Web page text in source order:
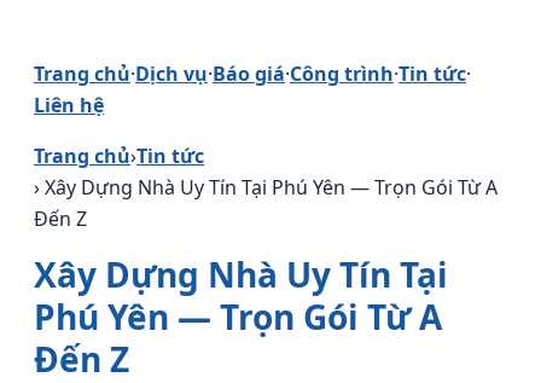
Trang chủ·Dịch vụ·Báo giá·Công trình·Tin tức·
Liên hệ
Trang chủ›Tin tức
› Xây Dựng Nhà Uy Tín Tại Phú Yên — Trọn Gói Từ A
Đến Z
Xây Dựng Nhà Uy Tín Tại
Phú Yên — Trọn Gói Từ A
Đến Z